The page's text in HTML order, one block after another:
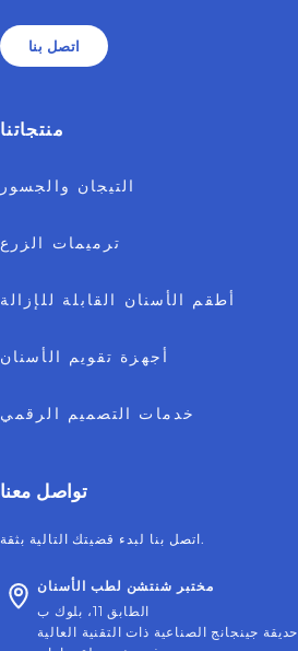
اتصل بنا
منتجاتنا
التيجان والجسور
ترميمات الزرع
أطقم الأسنان القابلة للإزالة
أجهزة تقويم الأسنان
خدمات التصميم الرقمي
تواصل معنا
اتصل بنا لبدء قضيتك التالية بثقة.
مختبر شنتشن لطب الأسنان
الطابق 11، بلوك ب
حديقة جينجانج الصناعية ذات التقنية العالية